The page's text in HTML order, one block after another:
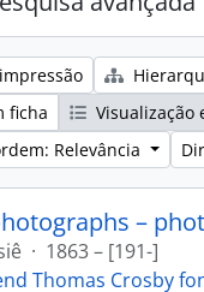
ficha
Visualização
Relevância
–
· 1863 – [191-]
Thomas Crosby